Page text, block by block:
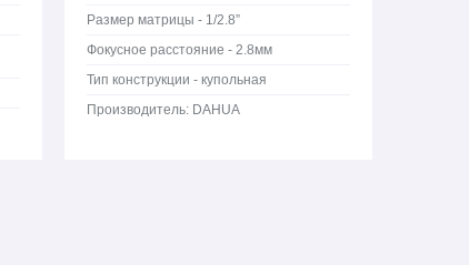
Размер матрицы - 1/2.8”
Фокусное расстояние - 2.8мм
Тип конструкции - купольная
Производитель: DAHUA